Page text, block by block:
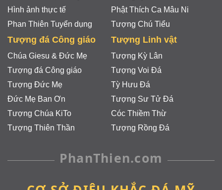
Hình ảnh thực tế
Phan Thiên Tuyển dụng
Phật Thích Ca Mâu Ni
Tượng Chú Tiểu
Tượng đá Công giáo
Chúa Giesu & Đức Mẹ
Tượng đá Công giáo
Tượng Đức Mẹ
Đức Mẹ Ban Ơn
Tượng Chúa KiTo
Tượng Thiên Thần
Tượng Linh vật
Tượng Kỳ Lân
Tượng Voi Đá
Tỳ Hưu Đá
Tượng Sư Tử Đá
Cóc Thiềm Thừ
Tượng Rồng Đá
PhanThien.com